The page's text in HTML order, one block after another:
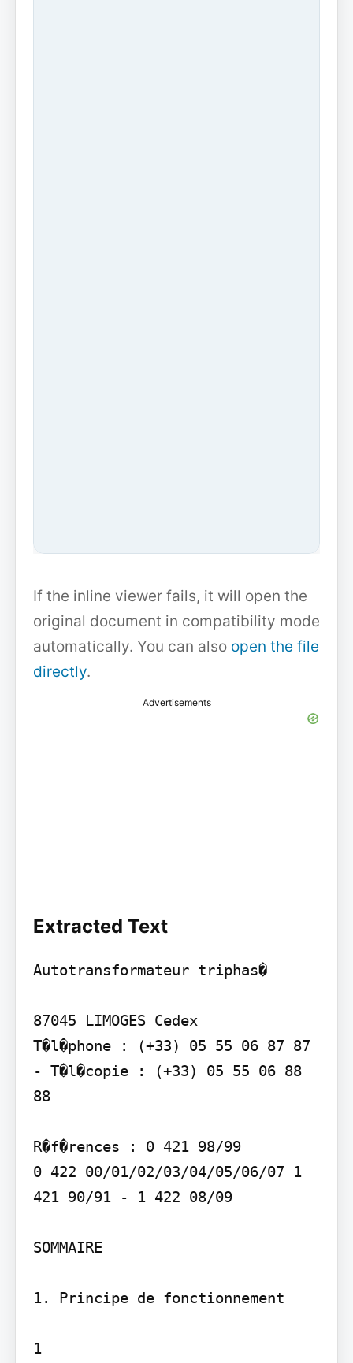
If the inline viewer fails, it will open the
original document in compatibility mode
automatically. You can also open the file
directly.
Advertisements
Extracted Text
Autotransformateur triphas�
87045 LIMOGES Cedex
T�l�phone : (+33) 05 55 06 87 87
- T�l�copie : (+33) 05 55 06 88
88
R�f�rences : 0 421 98/99
0 422 00/01/02/03/04/05/06/07 1
421 90/91 - 1 422 08/09
SOMMAIRE
1. Principe de fonctionnement
1